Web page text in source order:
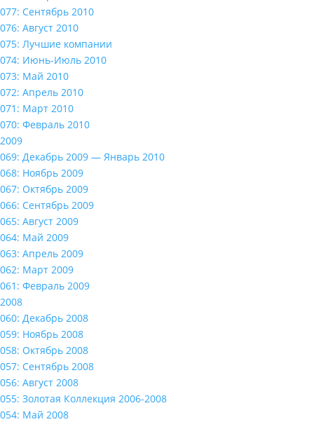
077: Сентябрь 2010
076: Август 2010
075: Лучшие компании
074: Июнь-Июль 2010
073: Май 2010
072: Апрель 2010
071: Март 2010
070: Февраль 2010
2009
069: Декабрь 2009 — Январь 2010
068: Ноябрь 2009
067: Октябрь 2009
066: Сентябрь 2009
065: Август 2009
064: Май 2009
063: Апрель 2009
062: Март 2009
061: Февраль 2009
2008
060: Декабрь 2008
059: Ноябрь 2008
058: Октябрь 2008
057: Сентябрь 2008
056: Август 2008
055: Золотая Коллекция 2006-2008
054: Май 2008